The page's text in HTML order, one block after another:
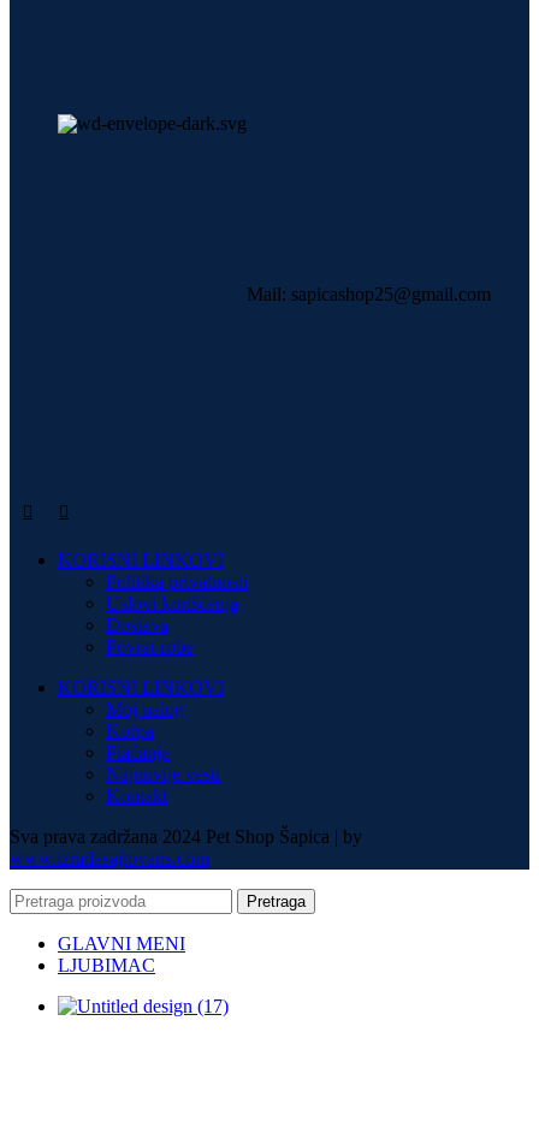
Mail: sapicashop25@gmail.com
KORISNI LINKOVI
Politika privatnosti
Uslovi korišćenja
Dostava
Povrat robe
KORISNI LINKOVI
Moj nalog
Korpa
Plaćanje
Najnovije vesti
Kontakt
Sva prava zadržana 2024 Pet Shop Šapica | by
www.izradasajtovans.com
Pretraga
GLAVNI MENI
LJUBIMAC